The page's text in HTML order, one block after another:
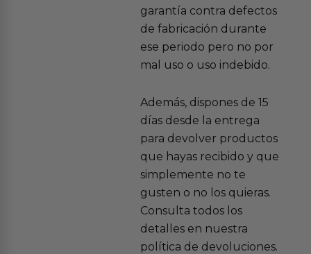
garantía contra defectos
de fabricación durante
ese periodo pero no por
mal uso o uso indebido.
Además, dispones de 15
días desde la entrega
para devolver productos
que hayas recibido y que
simplemente no te
gusten o no los quieras.
Consulta todos los
detalles en nuestra
política de devoluciones.